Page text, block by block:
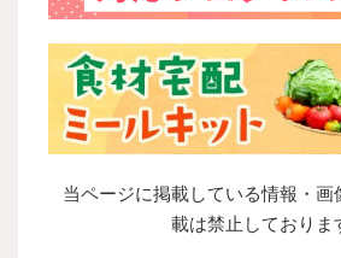
当ページに掲載している情報・画
載は禁止しておりま